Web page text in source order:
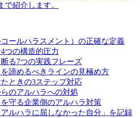
紹介します。
ールハラスメント）の正確な定義
つの構造的圧力
る7つの実践フレーズ
を諦めるべきラインの見極め方
ときの3ステップ対応
のアルハラへの対処
を守る企業側のアルハラ対策
ルハラに屈しなかった自分」を記録